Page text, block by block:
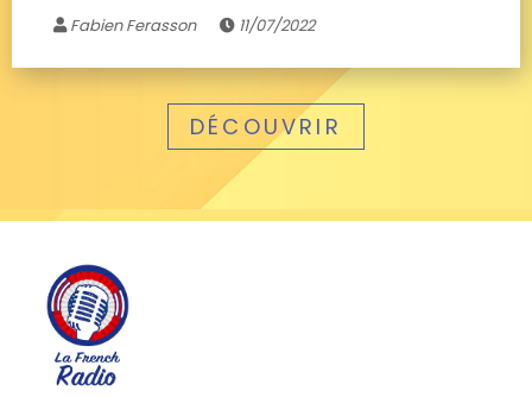
Fabien Ferasson 11/07/2022
DÉCOUVRIR